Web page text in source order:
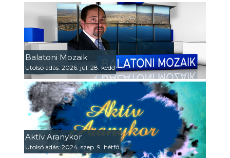
Balatoni Mozaik
Utolsó adás: 2026. júl. 28. kedd
Aktív Aranykor
Utolsó adás: 2024. szep. 9. hétfő